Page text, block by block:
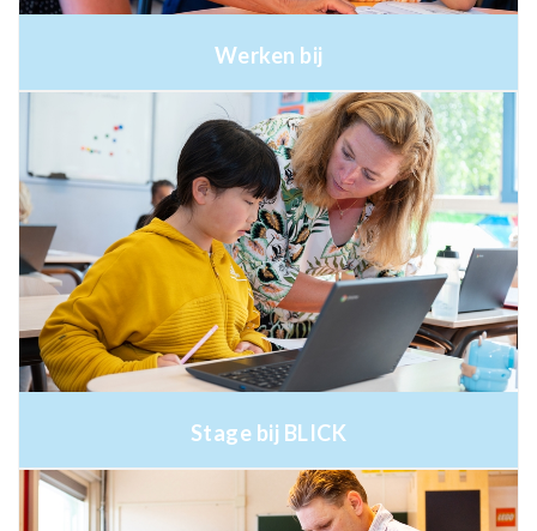
Werken bij
Stage bij BLICK